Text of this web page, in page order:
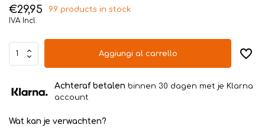
€29,95
99 products in stock
IVA Incl.
Aggiungi al carrello
Achteraf betalen binnen 30 dagen met je Klarna
account
Wat kan je verwachten?